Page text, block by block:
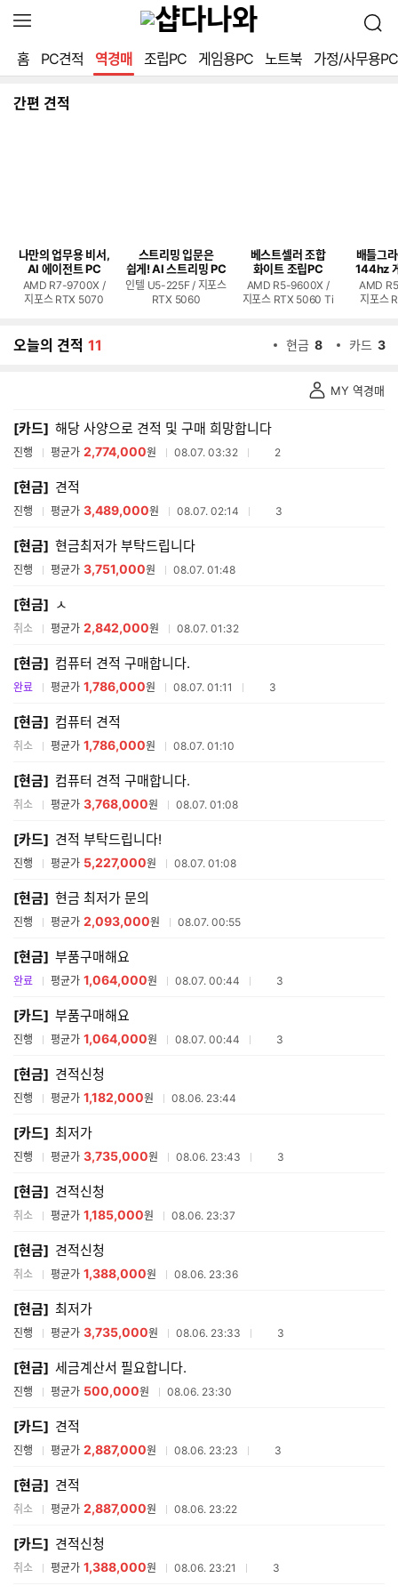
역
열
기
검
색
홈
PC견적 역경매 조립PC 게임용PC 노트북 가정/사무용PC
간편 견적
나만의 업무용 비서,
AI 에이전트 PC
AMD R7-9700X /
지포스 RTX 5070
스트리밍 입문은
쉽게! AI 스트리밍 PC
인텔 U5-225F / 지포스
RTX 5060
베스트셀러 조합
화이트 조립PC
AMD R5-9600X /
지포스 RTX 5060 Ti
배틀그
144hz
AMD
지포스
오늘의 견적 11 현금 8 카드 3
견
적
스
트
MY 역경매
[카드] 해당 사양으로 견적 및 구매 희망합니다
진행 평균가 2,774,000원 08.07. 03:32 참여업체수
2
[현금] 견적
진행 평균가 3,489,000원 08.07. 02:14 참여업체수
3
[현금] 현금최저가 부탁드립니다
진행 평균가 3,751,000원 08.07. 01:48
[현금] ㅅ
취소 평균가 2,842,000원 08.07. 01:32
[현금] 컴퓨터 견적 구매합니다.
완료 평균가 1,786,000원 08.07. 01:11 참여업체수
3
[현금] 컴퓨터 견적
취소 평균가 1,786,000원 08.07. 01:10
[현금] 컴퓨터 견적 구매합니다.
취소 평균가 3,768,000원 08.07. 01:08
[카드] 견적 부탁드립니다!
진행 평균가 5,227,000원 08.07. 01:08
[현금] 현금 최저가 문의
진행 평균가 2,093,000원 08.07. 00:55
[현금] 부품구매해요
완료 평균가 1,064,000원 08.07. 00:44 참여업체수
3
[카드] 부품구매해요
진행 평균가 1,064,000원 08.07. 00:44 참여업체수
3
[현금] 견적신청
진행 평균가 1,182,000원 08.06. 23:44
[카드] 최저가
진행 평균가 3,735,000원 08.06. 23:43 참여업체수
3
[현금] 견적신청
취소 평균가 1,185,000원 08.06. 23:37
[현금] 견적신청
취소 평균가 1,388,000원 08.06. 23:36
[현금] 최저가
진행 평균가 3,735,000원 08.06. 23:33 참여업체수
3
[현금] 세금계산서 필요합니다.
진행 평균가 500,000원 08.06. 23:30
[카드] 견적
진행 평균가 2,887,000원 08.06. 23:23 참여업체수
3
[현금] 견적
취소 평균가 2,887,000원 08.06. 23:22
[카드] 견적신청
취소 평균가 1,388,000원 08.06. 23:21 참여업체수
3